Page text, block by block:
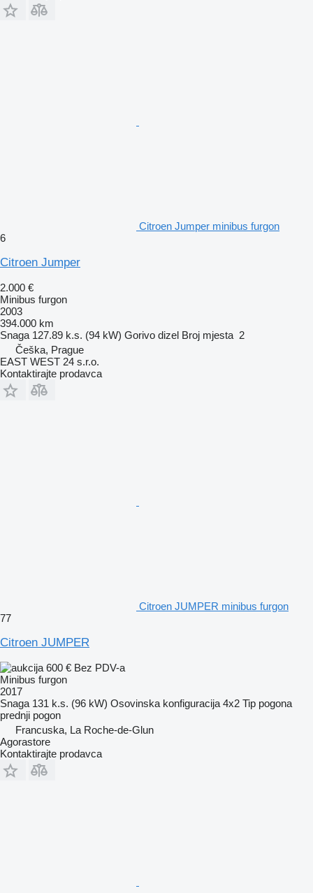
Citroen Jumper minibus furgon
6
Citroen Jumper
2.000 €
Minibus furgon
2003
394.000 km
Snaga 127.89 k.s. (94 kW) Gorivo dizel Broj mjesta 2
Češka, Prague
EAST WEST 24 s.r.o.
Kontaktirajte prodavca
Citroen JUMPER minibus furgon
77
Citroen JUMPER
600 € Bez PDV-a
Minibus furgon
2017
Snaga 131 k.s. (96 kW) Osovinska konfiguracija 4x2 Tip pogona
prednji pogon
Francuska, La Roche-de-Glun
Agorastore
Kontaktirajte prodavca